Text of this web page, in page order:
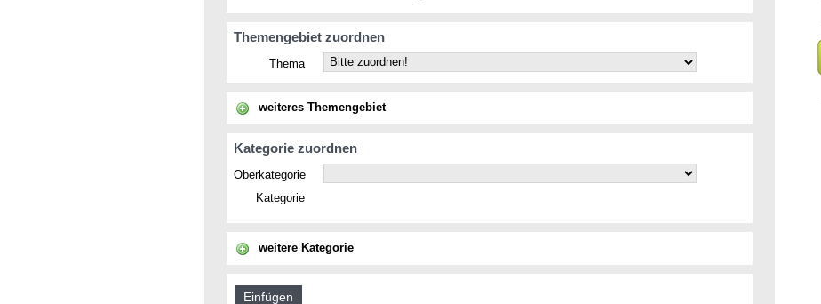
Themengebiet zuordnen
Thema
weiteres Themengebiet
Kategorie zuordnen
Oberkategorie
Kategorie
weitere Kategorie